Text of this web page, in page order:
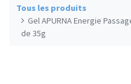
Tous les produits
Gel APURNA Energie
de 35g